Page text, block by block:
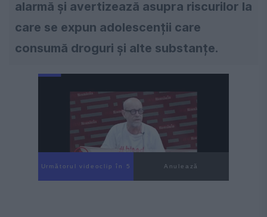
alarmă și avertizează asupra riscurilor la
care se expun adolescenții care
consumă droguri și alte substanțe.
Următorul videoclip în 4 Anulează